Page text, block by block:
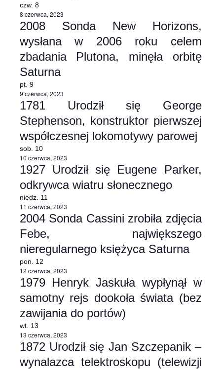
czw. 8
8 czerwca, 2023
2008 Sonda New Horizons,
wysłana w 2006 roku celem
zbadania Plutona, minęła orbitę
Saturna
pt. 9
9 czerwca, 2023
1781 Urodził się George
Stephenson, konstruktor pierwszej
współczesnej lokomotywy parowej
sob. 10
10 czerwca, 2023
1927 Urodził się Eugene Parker,
odkrywca wiatru słonecznego
niedz. 11
11 czerwca, 2023
2004 Sonda Cassini zrobiła zdjęcia
Febe, największego
nieregularnego księżyca Saturna
pon. 12
12 czerwca, 2023
1979 Henryk Jaskuła wypłynął w
samotny rejs dookoła świata (bez
zawijania do portów)
wt. 13
13 czerwca, 2023
1872 Urodził się Jan Szczepanik –
wynalazca telektroskopu (telewizji